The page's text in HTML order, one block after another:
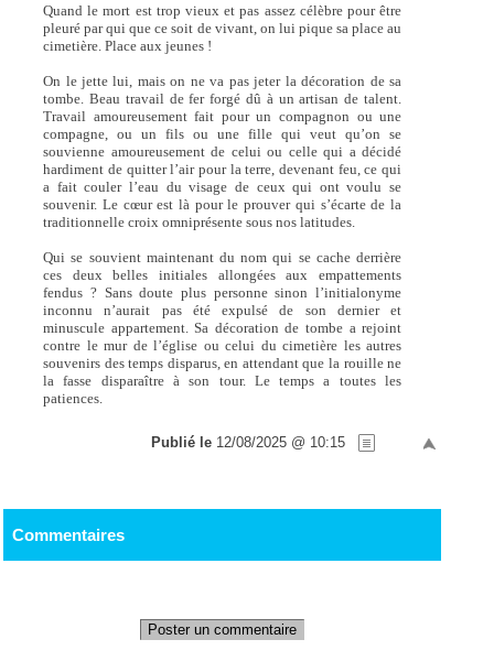
Quand le mort est trop vieux et pas assez célèbre pour être
pleuré par qui que ce soit de vivant, on lui pique sa place au
cimetière. Place aux jeunes !
On le jette lui, mais on ne va pas jeter la décoration de sa
tombe. Beau travail de fer forgé dû à un artisan de talent.
Travail amoureusement fait pour un compagnon ou une
compagne, ou un fils ou une fille qui veut qu’on se
souvienne amoureusement de celui ou celle qui a décidé
hardiment de quitter l’air pour la terre, devenant feu, ce qui
a fait couler l’eau du visage de ceux qui ont voulu se
souvenir. Le cœur est là pour le prouver qui s’écarte de la
traditionnelle croix omniprésente sous nos latitudes.
Qui se souvient maintenant du nom qui se cache derrière
ces deux belles initiales allongées aux empattements
fendus ? Sans doute plus personne sinon l’initialonyme
inconnu n’aurait pas été expulsé de son dernier et
minuscule appartement. Sa décoration de tombe a rejoint
contre le mur de l’église ou celui du cimetière les autres
souvenirs des temps disparus, en attendant que la rouille ne
la fasse disparaître à son tour. Le temps a toutes les
patiences.
Publié le 12/08/2025 @ 10:15
Commentaires
Poster un commentaire